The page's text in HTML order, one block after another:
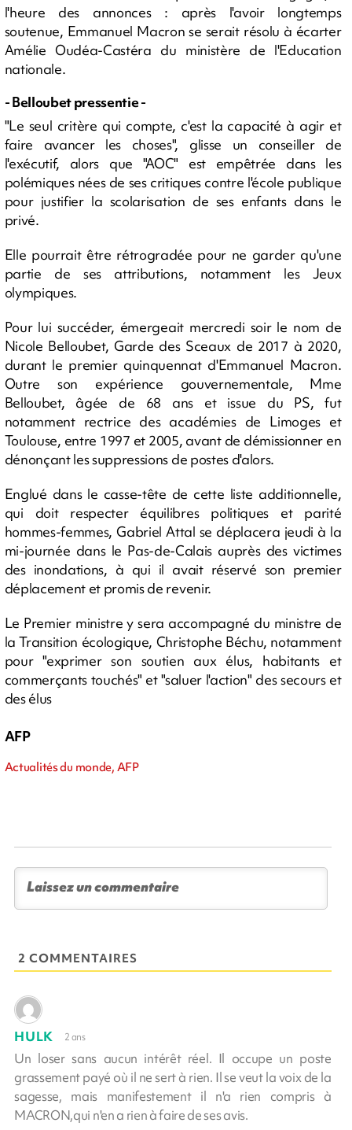
l'heure des annonces : après l'avoir longtemps
soutenue, Emmanuel Macron se serait résolu à écarter
Amélie Oudéa-Castéra du ministère de l'Education
nationale.
- Belloubet pressentie -
"Le seul critère qui compte, c'est la capacité à agir et
faire avancer les choses", glisse un conseiller de
l'exécutif, alors que "AOC" est empêtrée dans les
polémiques nées de ses critiques contre l'école publique
pour justifier la scolarisation de ses enfants dans le
privé.
Elle pourrait être rétrogradée pour ne garder qu'une
partie de ses attributions, notamment les Jeux
olympiques.
Pour lui succéder, émergeait mercredi soir le nom de
Nicole Belloubet, Garde des Sceaux de 2017 à 2020,
durant le premier quinquennat d'Emmanuel Macron.
Outre son expérience gouvernementale, Mme
Belloubet, âgée de 68 ans et issue du PS, fut
notamment rectrice des académies de Limoges et
Toulouse, entre 1997 et 2005, avant de démissionner en
dénonçant les suppressions de postes d'alors.
Englué dans le casse-tête de cette liste additionnelle,
qui doit respecter équilibres politiques et parité
hommes-femmes, Gabriel Attal se déplacera jeudi à la
mi-journée dans le Pas-de-Calais auprès des victimes
des inondations, à qui il avait réservé son premier
déplacement et promis de revenir.
Le Premier ministre y sera accompagné du ministre de
la Transition écologique, Christophe Béchu, notamment
pour "exprimer son soutien aux élus, habitants et
commerçants touchés" et "saluer l'action" des secours et
des élus
AFP
Actualités du monde, AFP
2 COMMENTAIRES
HULK 2 ans
Un loser sans aucun intérêt réel. Il occupe un poste
grassement payé où il ne sert à rien. Il se veut la voix de la
sagesse, mais manifestement il n'a rien compris à
MACRON,qui n'en a rien à faire de ses avis.